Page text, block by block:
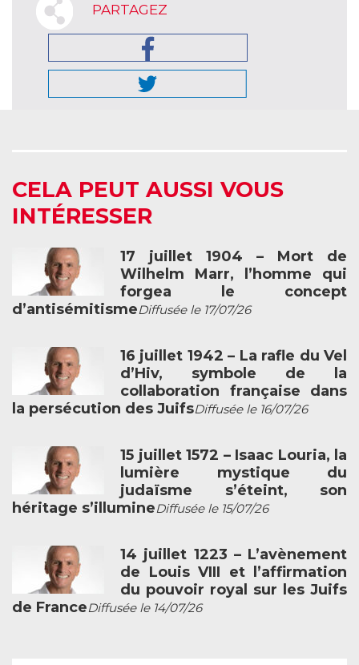
PARTAGEZ
CELA PEUT AUSSI VOUS
INTÉRESSER
17 juillet 1904 – Mort de
Wilhelm Marr, l’homme qui
forgea le concept
d’antisémitismeDiffusée le 17/07/26
16 juillet 1942 – La rafle du Vel
d’Hiv, symbole de la
collaboration française dans
la persécution des JuifsDiffusée le 16/07/26
15 juillet 1572 – Isaac Louria, la
lumière mystique du
judaïsme s’éteint, son
héritage s’illumineDiffusée le 15/07/26
14 juillet 1223 – L’avènement
de Louis VIII et l’affirmation
du pouvoir royal sur les Juifs
de FranceDiffusée le 14/07/26